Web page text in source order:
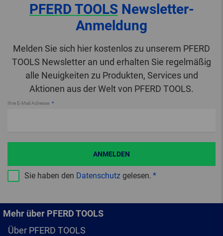
PFERD TOOLSNewsletter-
Anmeldung
Melden Sie sich hier kostenlos zu unserem PFERD
TOOLS Newsletter an und erhalten Sie regelmäßig
alle Neuigkeiten zu Produkten, Services und
Aktionen aus der Welt von PFERD TOOLS.
Ihre E-Mail Adresse
Sie haben den Datenschutz gelesen.
ANMELDEN
Mehr über PFERD TOOLS
Über PFERD TOOLS